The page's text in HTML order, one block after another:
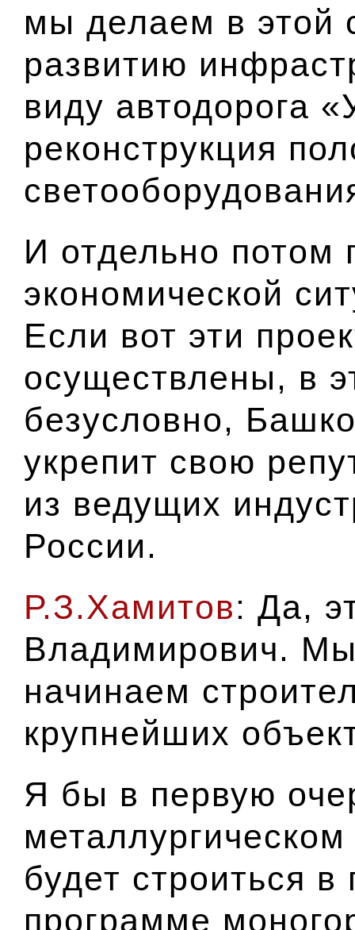
мы делаем в этой
развитию
виду автодорога
реконструкция
И отдельно потом
экономической
Если вот эти
осуществлены, в
безусловно,
укрепит свою
из ведущих
России.
Р.З.Хамитов: Да,
Владимирович.
начинаем
крупнейших
Я бы в первую
будет строиться
программе